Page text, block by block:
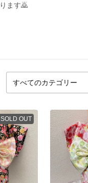
ます🙇
SOLD OUT